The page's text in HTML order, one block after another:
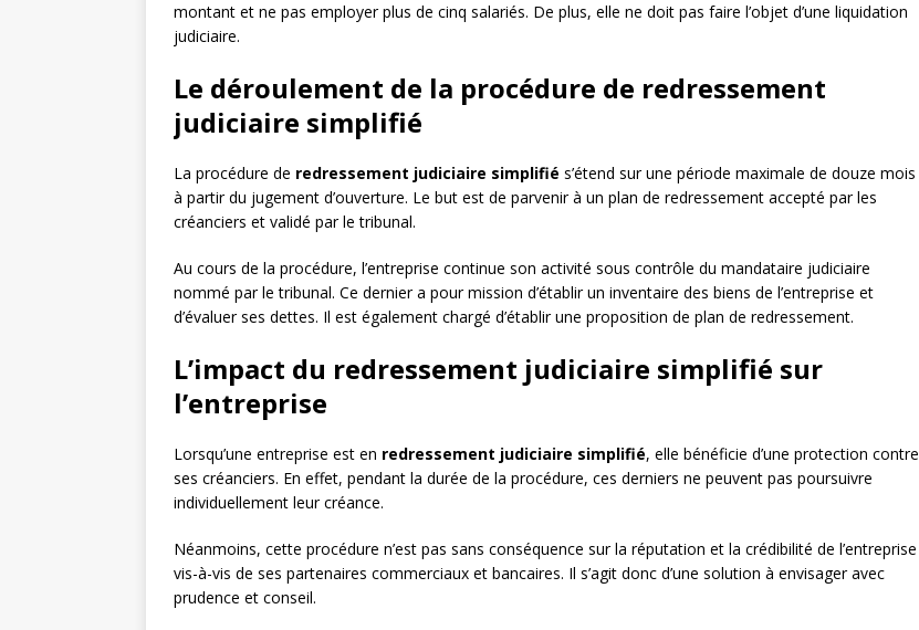
montant et ne pas employer plus de cinq salariés. De plus, elle ne doit pas faire l’objet d’une liquidation
judiciaire.
Le déroulement de la procédure de redressement
judiciaire simplifié
La procédure de redressement judiciaire simplifié s’étend sur une période maximale de douze mois
à partir du jugement d’ouverture. Le but est de parvenir à un plan de redressement accepté par les
créanciers et validé par le tribunal.
Au cours de la procédure, l’entreprise continue son activité sous contrôle du mandataire judiciaire
nommé par le tribunal. Ce dernier a pour mission d’établir un inventaire des biens de l’entreprise et
d’évaluer ses dettes. Il est également chargé d’établir une proposition de plan de redressement.
L’impact du redressement judiciaire simplifié sur
l’entreprise
Lorsqu’une entreprise est en redressement judiciaire simplifié, elle bénéficie d’une protection contre
ses créanciers. En effet, pendant la durée de la procédure, ces derniers ne peuvent pas poursuivre
individuellement leur créance.
Néanmoins, cette procédure n’est pas sans conséquence sur la réputation et la crédibilité de l’entreprise
vis-à-vis de ses partenaires commerciaux et bancaires. Il s’agit donc d’une solution à envisager avec
prudence et conseil.